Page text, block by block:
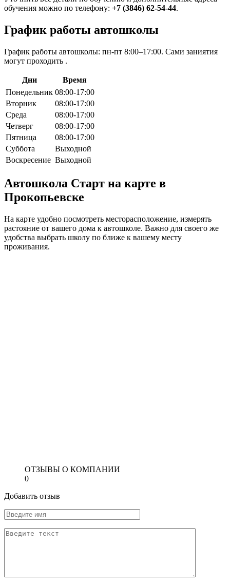
обучения можно по телефону: +7 (3846) 62-54-44.
График работы автошколы
График работы автошколы: пн-пт 8:00–17:00. Сами заниятия
могут проходить .
Дни
Время
Понедельник 08:00-17:00
Вторник
08:00-17:00
Среда
08:00-17:00
Четверг
08:00-17:00
Пятница
08:00-17:00
Суббота
Выходной
Воскресение Выходной
Автошкола Старт на карте в
Прокопьевске
На карте удобно посмотреть месторасположение, измерять
растояние от вашего дома к автошколе. Важно для своего же
удобства выбрать школу по ближе к вашему месту
проживания.
ОТЗЫВЫ О КОМПАНИИ
0
Добавить отзыв